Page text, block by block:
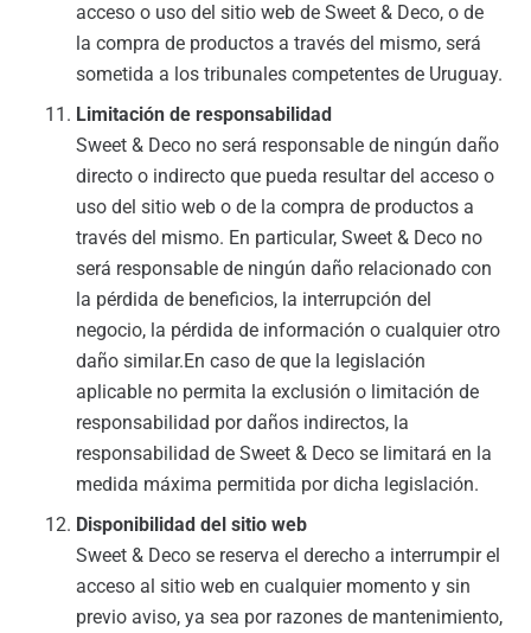
acceso o uso del sitio web de Sweet & Deco, o de
la compra de productos a través del mismo, será
sometida a los tribunales competentes de Uruguay.
Limitación de responsabilidad
Sweet & Deco no será responsable de ningún daño
directo o indirecto que pueda resultar del acceso o
uso del sitio web o de la compra de productos a
través del mismo. En particular, Sweet & Deco no
será responsable de ningún daño relacionado con
la pérdida de beneficios, la interrupción del
negocio, la pérdida de información o cualquier otro
daño similar.En caso de que la legislación
aplicable no permita la exclusión o limitación de
responsabilidad por daños indirectos, la
responsabilidad de Sweet & Deco se limitará en la
medida máxima permitida por dicha legislación.
Disponibilidad del sitio web
Sweet & Deco se reserva el derecho a interrumpir el
acceso al sitio web en cualquier momento y sin
previo aviso, ya sea por razones de mantenimiento,